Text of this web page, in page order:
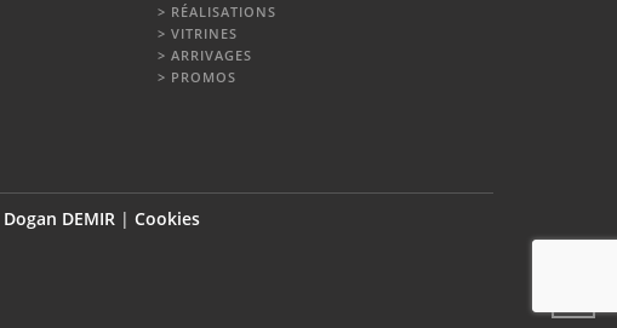
RÉALISATIONS
VITRINES
ARRIVAGES
PROMOS
Dogan DEMIR | Cookies